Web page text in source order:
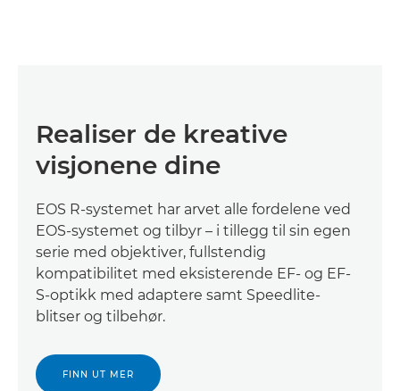
Realiser de kreative
visjonene dine
EOS R-systemet har arvet alle fordelene ved
EOS-systemet og tilbyr – i tillegg til sin egen
serie med objektiver, fullstendig
kompatibilitet med eksisterende EF- og EF-
S-optikk med adaptere samt Speedlite-
blitser og tilbehør.
FINN UT MER